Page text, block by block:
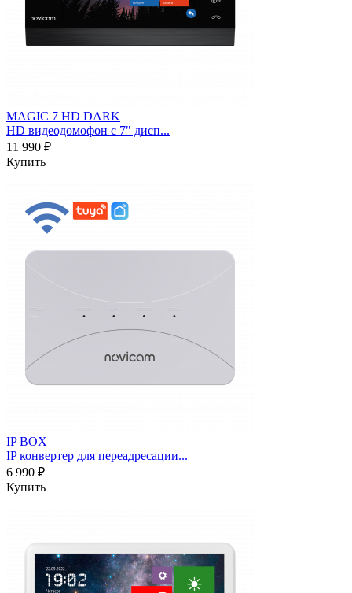
MAGIC 7 HD DARK
HD видеодомофон с 7" дисп...
11 990 ₽
Купить
IP BOX
IP конвертер для переадресации...
6 990 ₽
Купить